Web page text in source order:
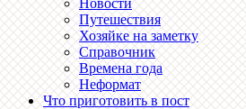
Новости
Путешествия
Хозяйке на заметку
Справочник
Времена года
Неформат
Что приготовить в пост